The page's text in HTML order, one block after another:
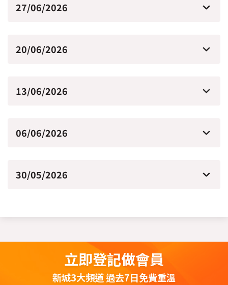
27/06/2026
20/06/2026
13/06/2026
06/06/2026
30/05/2026
立即登記做會員
新城3大頻道 過去7日免費重溫